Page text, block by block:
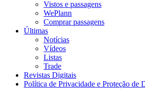
Vistos e passagens
WePlann
Comprar passagens
Últimas
Notícias
Vídeos
Listas
Trade
Revistas Digitais
Política de Privacidade e Proteção de